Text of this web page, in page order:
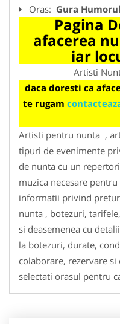
Oras: Gura
Pagina
afacerea
iar
Artisti
daca doresti ca
te rugam
Artisti pentru nunta ,
tipuri de evenimente
de nunta cu un
muzica necesare
informatii privind
nunta , botezuri,
si deasemenea cu
la botezuri, durate,
colaborare, rezervare
selectati orasul pentru